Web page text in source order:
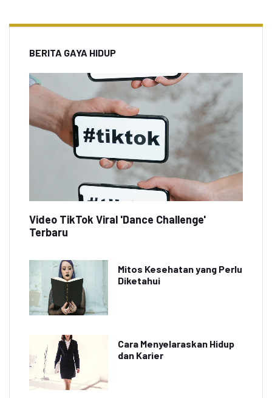
BERITA GAYA HIDUP
Video TikTok Viral 'Dance Challenge'
Terbaru
Mitos Kesehatan yang Perlu
Diketahui
Cara Menyelaraskan Hidup
dan Karier